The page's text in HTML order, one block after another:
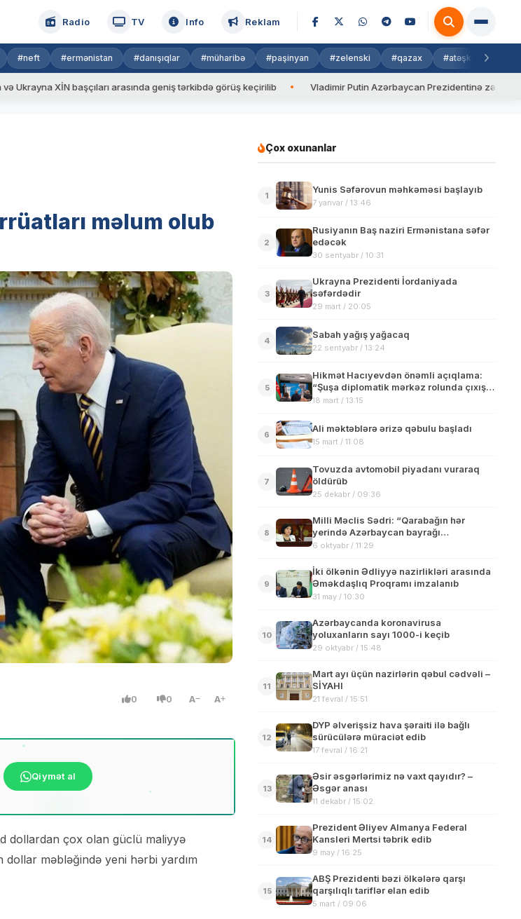
Radio TV Info Reklam
#neft #ermənistan #danışıqlar #müharibə #paşinyan #zelenski #qazax #atəşkəs
XİN başçıları arasında geniş tərkibdə görüş keçirilib Vladimir Putin Azərbaycan Prezidentinə zəng edib
məlum olub
0 0 A A
Qiymət al
dollardan çox olan güclü maliyyə
dollar məbləğində yeni hərbi yardım
Çox oxunanlar
1
Yunis Səfərovun məhkəməsi başlayıb
7 yanvar / 13:46
2
Rusiyanın Baş naziri Ermənistana səfər
edəcək
30 sentyabr / 10:31
3
Ukrayna Prezidenti İordaniyada
səfərdədir
29 mart / 20:05
4
Sabah yağış yağacaq
22 sentyabr / 13:24
5
Hikmət Hacıyevdən önəmli açıqlama:
“Şuşa diplomatik mərkəz rolunda çıxış
edir”
18 mart / 13:15
6
Ali məktəblərə ərizə qəbulu başladı
15 mart / 11:08
7
Tovuzda avtomobil piyadanı vuraraq
öldürüb
25 dekabr / 09:36
8
Milli Məclis Sədri: “Qarabağın hər
yerində Azərbaycan bayrağı
dalğalanacaq”
6 oktyabr / 11:29
9
İki ölkənin Ədliyyə nazirlikləri arasında
Əməkdaşlıq Proqramı imzalanıb
31 may / 10:30
10
Azərbaycanda koronavirusa
yoluxanların sayı 1000-i keçib
29 oktyabr / 15:48
11
Mart ayı üçün nazirlərin qəbul cədvəli –
SİYAHI
21 fevral / 15:51
12
DYP əlverişsiz hava şəraiti ilə bağlı
sürücülərə müraciət edib
17 fevral / 16:21
13
Əsir əsgərlərimiz nə vaxt qayıdır? –
Əsgər anası
11 dekabr / 15:02
14
Prezident Əliyev Almanya Federal
Kansleri Mertsi təbrik edib
9 may / 16:25
15
ABŞ Prezidenti bəzi ölkələrə qarşı
qarşılıqlı tariflər elan edib
5 mart / 09:06